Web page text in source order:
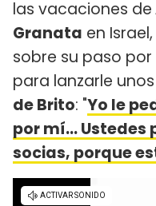
las vacaciones de
Granata en
sobre su paso por
para lanzarle
de Brito: "Yo le
por mí...
socias, porque